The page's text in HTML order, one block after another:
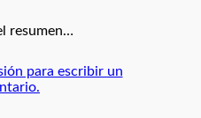
resumen…
para escribir un